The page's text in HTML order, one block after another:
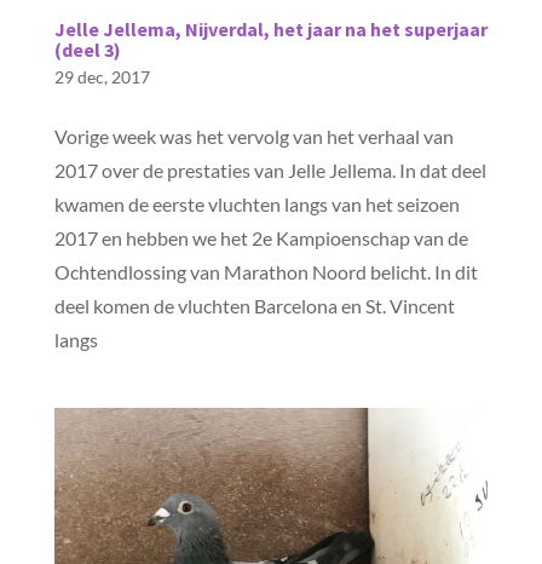
Jelle Jellema, Nijverdal, het jaar na het superjaar
(deel 3)
29 dec, 2017
Vorige week was het vervolg van het verhaal van
2017 over de prestaties van Jelle Jellema. In dat deel
kwamen de eerste vluchten langs van het seizoen
2017 en hebben we het 2e Kampioenschap van de
Ochtendlossing van Marathon Noord belicht. In dit
deel komen de vluchten Barcelona en St. Vincent
langs